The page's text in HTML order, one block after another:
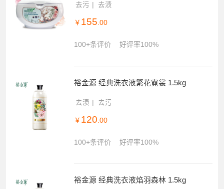
去污 去渍
￥ 155.00
100+条评价 好评率100%
裕金源 经典洗衣液繁花霓裳 1.5kg
去渍 去污
￥ 120 .00
100+条评价 好评率100%
裕金源 经典洗衣液焰羽森林 1.5kg